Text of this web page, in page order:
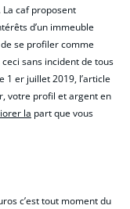
caf proposent
d’un immeuble
se profiler comme
sans incident de tous
1 er juillet 2019, l’article
votre profil et argent en
la part que vous
c’est tout moment du